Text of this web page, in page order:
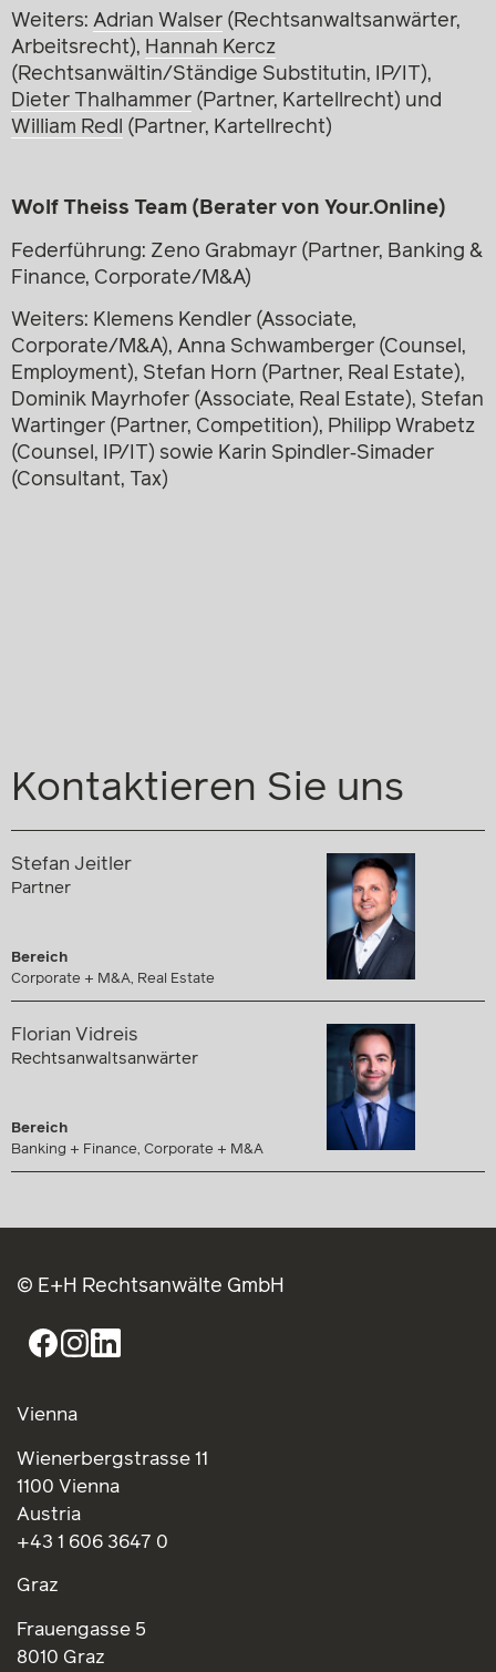
Weiters: Adrian Walser (Rechtsanwaltsanwärter,
Arbeitsrecht), Hannah Kercz
(Rechtsanwältin/Ständige Substitutin, IP/IT),
Dieter Thalhammer (Partner, Kartellrecht) und
William Redl
(Partner, Kartellrecht)
Wolf Theiss Team (Berater von Your.Online)
Federführung: Zeno Grabmayr (Partner, Banking &
Finance, Corporate/M&A)
Weiters: Klemens Kendler (Associate,
Corporate/M&A), Anna Schwamberger (Counsel,
Employment), Stefan Horn (Partner, Real Estate),
Dominik Mayrhofer (Associate, Real Estate), Stefan
Wartinger (Partner, Competition), Philipp Wrabetz
(Counsel, IP/IT) sowie Karin Spindler‑Simader
(Consultant, Tax)
Kontaktieren Sie uns
Stefan Jeitler
Partner
Bereich
Corporate + M&A, Real Estate
Florian Vidreis
Rechtsanwaltsanwärter
Bereich
Banking + Finance, Corporate + M&A
© E+H Rechtsanwälte GmbH
Vienna
Wienerbergstrasse 11
1100 Vienna
Austria
+43 1 606 3647 0
Graz
Frauengasse 5
8010 Graz